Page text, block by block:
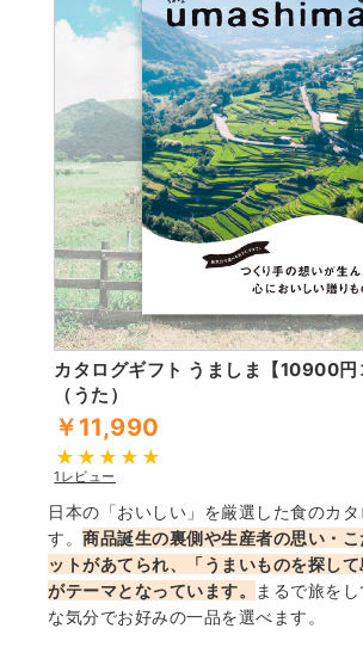
カタログギフト うましま【10900円
（うた）
￥11,990
1レビュー
日本の「おいしい」を厳選した食のカ
す。商品誕生の裏側や生産者の思い・
ットがあてられ、「うまいものを探して
がテーマとなっています。
まるで旅を
な気分でお好みの一品を選べます。